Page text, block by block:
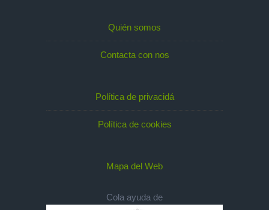
Quién somos
Contacta con nos
Política de privacidá
Política de cookies
Mapa del Web
Cola ayuda de